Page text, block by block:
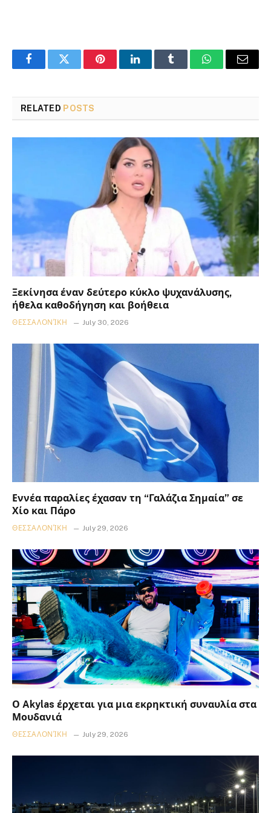
FacebookTwitter PinterestLinkedInTumblr WhatsAppEmail
RELATED POSTS
Ξεκίνησα έναν δεύτερο κύκλο ψυχανάλυσης,
ήθελα καθοδήγηση και βοήθεια
ΘΕΣΣΑΛΟΝΊΚΗ July 30, 2026
Εννέα παραλίες έχασαν τη “Γαλάζια Σημαία” σε
Χίο και Πάρο
ΘΕΣΣΑΛΟΝΊΚΗ July 29, 2026
Ο Akylas έρχεται για μια εκρηκτική συναυλία στα
Μουδανιά
ΘΕΣΣΑΛΟΝΊΚΗ July 29, 2026